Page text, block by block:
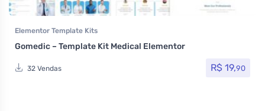
Elementor Template Kits
Gomedic – Template Kit Medical Elementor
32 Vendas R$ 19,90